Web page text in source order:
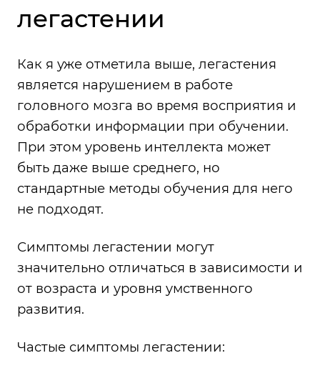
легастении
Как я уже отметила выше, легастения
является нарушением в работе
головного мозга во время восприятия и
обработки информации при обучении.
При этом уровень интеллекта может
быть даже выше среднего, но
стандартные методы обучения для него
не подходят.
Симптомы легастении могут
значительно отличаться в зависимости и
от возраста и уровня умственного
развития.
Частые симптомы легастении: